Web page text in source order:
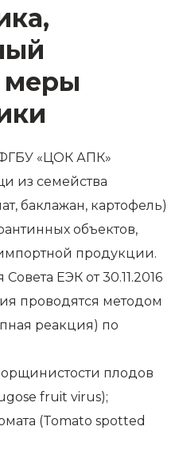
меры
«ЦОК АПК»
из семейства
баклажан, картофель)
объектов,
продукции.
ЕЭК от 30.11.2016
проводятся методом
реакция) по
плодов
fruit virus);
(Tomato spotted